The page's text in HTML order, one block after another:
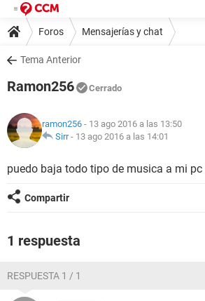
Foros Mensajerías y chat
Tema Anterior
Ramon256 Cerrado
ramon256 - 13 ago 2016 a las 13:50
Sirr- 13 ago 2016 a las 14:01
puedo baja todo tipo de musica a mi pc
Compartir
1 respuesta
RESPUESTA 1 / 1